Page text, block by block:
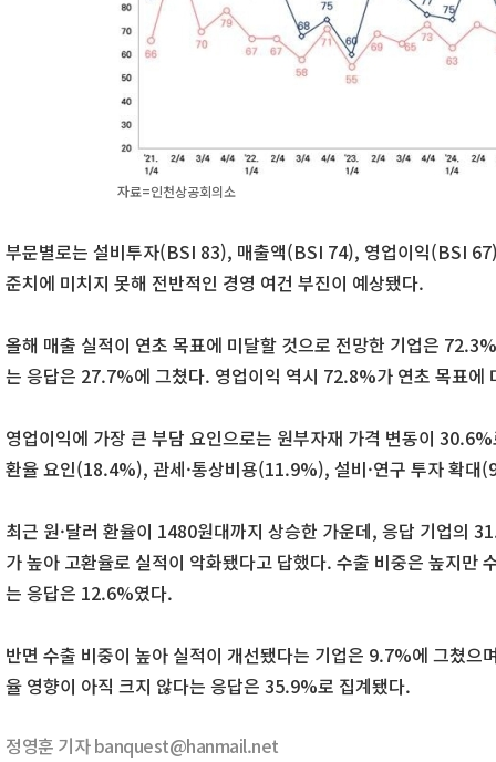
자료=인천상공회의소
부문별로는 설비투자(BSI 83), 매출액(BSI 74), 영업이익(BSI
준치에 미치지 못해 전반적인 경영 여건 부진이 예상됐다.
올해 매출 실적이 연초 목표에 미달할 것으로 전망한 기업은
는 응답은 27.7%에 그쳤다. 영업이익 역시 72.8%가 연초 목표에
영업이익에 가장 큰 부담 요인으로는 원부자재 가격 변동이
환율 요인(18.4%), 관세·통상비용(11.9%), 설비·연구 투자 확대
최근 원·달러 환율이 1480원대까지 상승한 가운데, 응답 기업의
가 높아 고환율로 실적이 악화됐다고 답했다. 수출 비중은 높지만
는 응답은 12.6%였다.
반면 수출 비중이 높아 실적이 개선됐다는 기업은 9.7%에 그쳤으
율 영향이 아직 크지 않다는 응답은 35.9%로 집계됐다.
정영훈 기자 banquest@hanmail.net